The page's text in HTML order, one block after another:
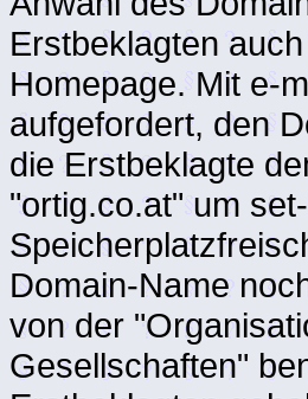
Erstbeklagten
Homepage. Mit e-
aufgefordert, den
die Erstbeklagte
"ortig.co.at" um
Domain-Name
von der
Gesellschaften"